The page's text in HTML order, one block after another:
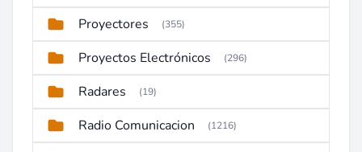
Proyectores (355)
Proyectos Electrónicos (296)
Radares (19)
Radio Comunicacion (1216)